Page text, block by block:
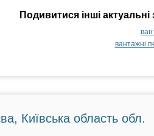
Подивитися інші
вантажні
Київська область обл.